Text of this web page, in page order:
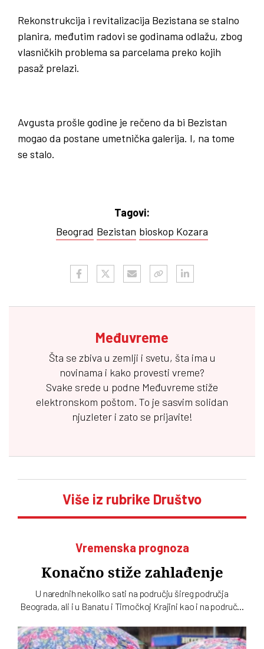
Rekonstrukcija i revitalizacija Bezistana se stalno
planira, međutim radovi se godinama odlažu, zbog
vlasničkih problema sa parcelama preko kojih
pasaž prelazi.
Avgusta prošle godine je rečeno da bi Bezistan
mogao da postane umetnička galerija. I, na tome
se stalo.
Tagovi:
Beograd Bezistan bioskop Kozara
Međuvreme
Šta se zbiva u zemlji i svetu, šta ima u
novinama i kako provesti vreme?
Svake srede u podne Međuvreme stiže
elektronskom poštom. To je sasvim solidan
njuzleter i zato se prijavite!
Više iz rubrike Društvo
Vremenska prognoza
Konačno stiže zahlađenje
U narednih nekoliko sati na području šireg područja
Beograda, ali i u Banatu i Timočkoj Krajini kao i na području
predelima mogu se očekivati padavine, objavio je RHMZ